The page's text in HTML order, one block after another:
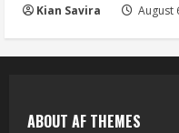
Kian Savira August
ABOUT AF THEMES